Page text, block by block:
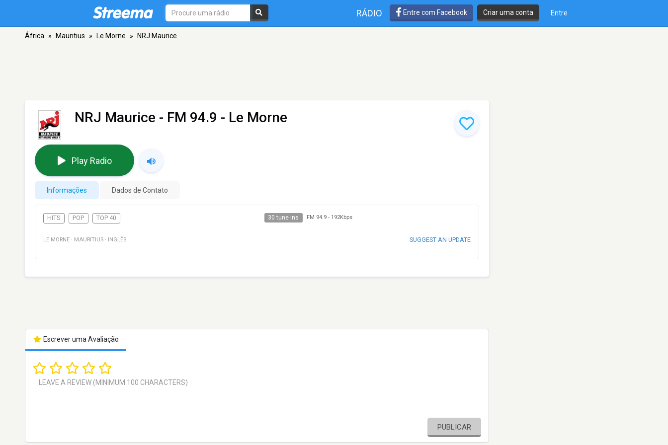
RÁDIO Entre com Facebook Criar uma conta Entre
África » Mauritius » Le Morne » NRJ Maurice
NRJ Maurice - FM 94.9 - Le Morne
Play Radio
Informações Dados de Contato
HITS POP TOP 40 30 tune ins FM 94.9- 192Kbps
LE MORNE · MAURITIUS · INGLÊS SUGGEST AN UPDATE
Escrever uma Avaliação
PUBLICAR